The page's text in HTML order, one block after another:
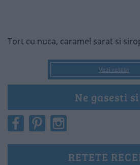
Tort cu nuca, caramel sarat si
Vezi reteta
Ne gasesti
RETETE